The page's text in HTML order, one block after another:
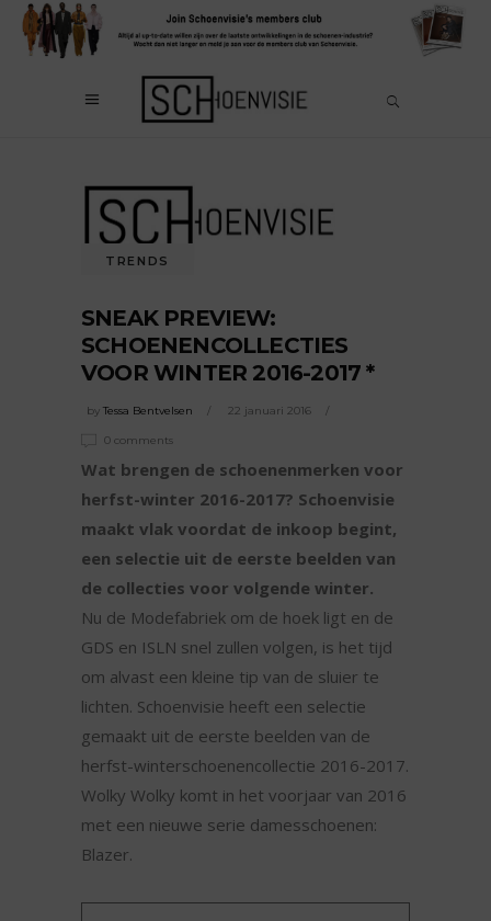
TRENDS
SNEAK PREVIEW:
SCHOENENCOLLECTIES
VOOR WINTER 2016-2017 *
by Tessa Bentvelsen 22 januari 2016
0 comments
Wat brengen de schoenenmerken voor
herfst-winter 2016-2017? Schoenvisie
maakt vlak voordat de inkoop begint,
een selectie uit de eerste beelden van
de collecties voor volgende winter.
Nu de Modefabriek om de hoek ligt en de
GDS en ISLN snel zullen volgen, is het tijd
om alvast een kleine tip van de sluier te
lichten. Schoenvisie heeft een selectie
gemaakt uit de eerste beelden van de
herfst-winterschoenencollectie 2016-2017.
Wolky Wolky komt in het voorjaar van 2016
met een nieuwe serie damesschoenen:
Blazer.